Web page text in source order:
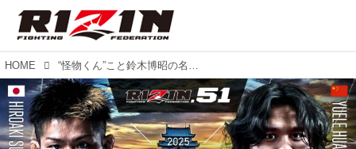
HOME “怪物くん”こと鈴木博昭の名古屋大会参戦が決定！中国のYFU王者・ファンと対戦へ／RIZIN.51 追加対戦カード